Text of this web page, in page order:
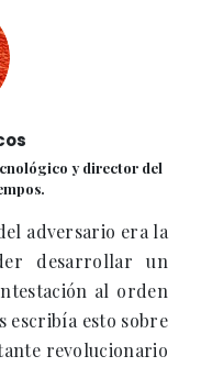
y director del
adversario era la
desarrollar un
al orden
escribía esto sobre
revolucionario